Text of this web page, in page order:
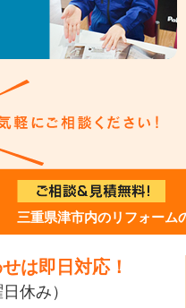
三重県津市内のリフォーム
は即日対応！
休み）